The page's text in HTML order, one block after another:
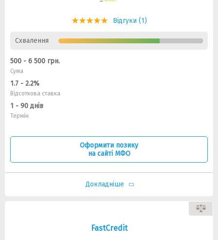
Відгуки (1)
Схвалення
500 - 6 500 грн.
Сума
1.7 - 2.2%
Відсоткова ставка
1 - 90 днів
Термін
Оформити позику
на сайті МФО
Докладніше
FastCredit